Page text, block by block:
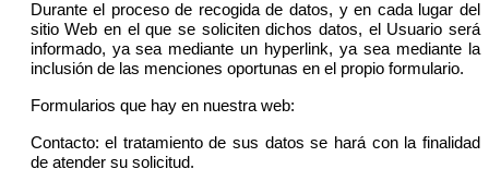
Durante el proceso de recogida de datos, y en cada lugar del
sitio Web en el que se soliciten dichos datos, el Usuario será
informado, ya sea mediante un hyperlink, ya sea mediante la
inclusión de las menciones oportunas en el propio formulario.
Formularios que hay en nuestra web:
Contacto: el tratamiento de sus datos se hará con la finalidad
de atender su solicitud.